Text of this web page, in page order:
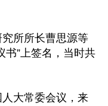
所所长曹思源等
书”上签名，当时共
大常委会议，来